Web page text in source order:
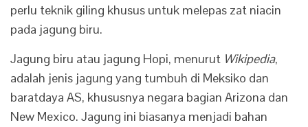
perlu teknik giling khusus untuk melepas zat niacin
pada jagung biru.
Jagung biru atau jagung Hopi, menurut Wikipedia,
adalah jenis jagung yang tumbuh di Meksiko dan
baratdaya AS, khususnya negara bagian Arizona dan
New Mexico. Jagung ini biasanya menjadi bahan